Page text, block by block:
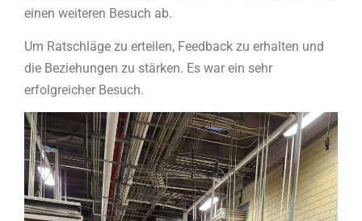
einen weiteren Besuch ab.
Um Ratschläge zu erteilen, Feedback zu erhalten und
die Beziehungen zu stärken. Es war ein sehr
erfolgreicher Besuch.